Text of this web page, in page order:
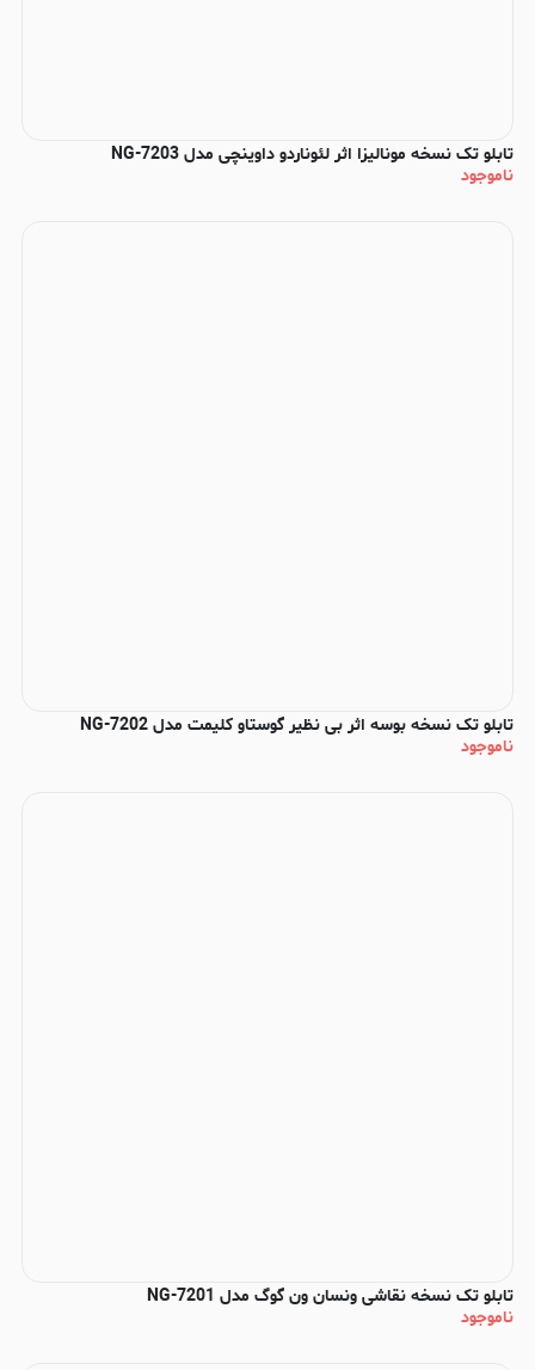
تابلو تک نسخه مونالیزا اثر لئوناردو داوینچی مدل NG-7203
ناموجود
تابلو تک نسخه بوسه اثر بی نظیر گوستاو کلیمت مدل NG-7202
ناموجود
تابلو تک نسخه نقاشی ونسان ون گوگ مدل NG-7201
ناموجود